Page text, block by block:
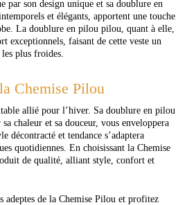
par son design unique et sa doublure en
et élégants, apportent une touche
La doublure en pilou pilou, quant à elle,
exceptionnels, faisant de cette veste un
plus froides.
Chemise Pilou
allié pour l’hiver. Sa doublure en pilou
chaleur et sa douceur, vous enveloppera
décontracté et tendance s’adaptera
quotidiennes. En choisissant la Chemise
de qualité, alliant style, confort et
adeptes de la Chemise Pilou et profitez